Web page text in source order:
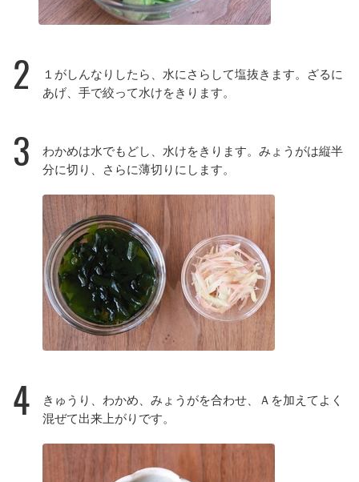
2
１がしんなりしたら、水にさらして塩抜きます。ざるに
あげ、手で絞って水けをきります。
3
わかめは水でもどし、水けをきります。みょうがは縦半
分に切り、さらに薄切りにします。
4
きゅうり、わかめ、みょうがを合わせ、Ａを加えてよく
混ぜて出来上がりです。